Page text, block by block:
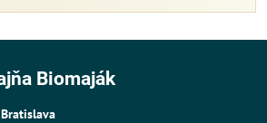
Biomaják